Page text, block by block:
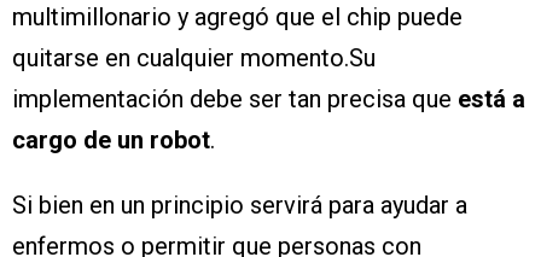
multimillonario y agregó que el chip puede
quitarse en cualquier momento.Su
implementación debe ser tan precisa que está a
cargo de un robot.
Si bien en un principio servirá para ayudar a
enfermos o permitir que personas con